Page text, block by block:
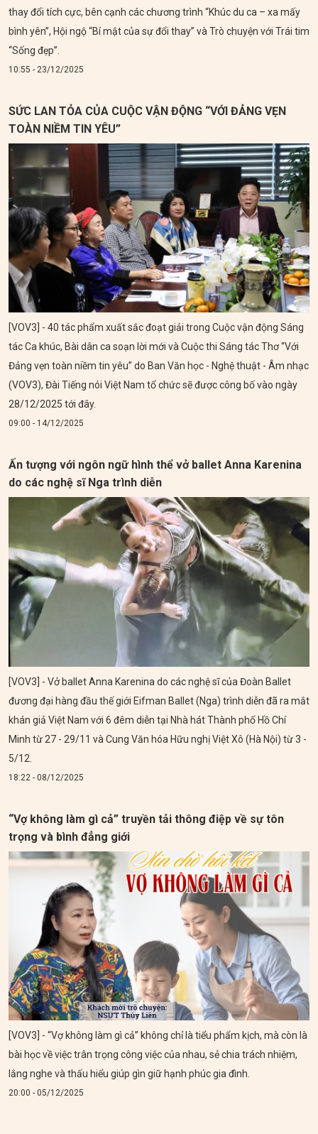
thay đổi tích cực, bên cạnh các chương trình “Khúc du ca – xa mấy
bình yên”, Hội ngộ “Bí mật của sự đổi thay” và Trò chuyện với Trái tim
“Sống đẹp”.
10:55 - 23/12/2025
SỨC LAN TỎA CỦA CUỘC VẬN ĐỘNG “VỚI ĐẢNG VẸN
TOÀN NIỀM TIN YÊU”
[VOV3] - 40 tác phẩm xuất sắc đoạt giải trong Cuộc vận động Sáng
tác Ca khúc, Bài dân ca soạn lời mới và Cuộc thi Sáng tác Thơ “Với
Đảng vẹn toàn niềm tin yêu” do Ban Văn học - Nghệ thuật - Âm nhạc
(VOV3), Đài Tiếng nói Việt Nam tổ chức sẽ được công bố vào ngày
28/12/2025 tới đây.
09:00 - 14/12/2025
Ấn tượng với ngôn ngữ hình thể vở ballet Anna Karenina
do các nghệ sĩ Nga trình diễn
[VOV3] - Vở ballet Anna Karenina do các nghệ sĩ của Đoàn Ballet
đương đại hàng đầu thế giới Eifman Ballet (Nga) trình diễn đã ra mắt
khán giả Việt Nam với 6 đêm diễn tại Nhà hát Thành phố Hồ Chí
Minh từ 27 - 29/11 và Cung Văn hóa Hữu nghị Việt Xô (Hà Nội) từ 3 -
5/12.
18:22 - 08/12/2025
“Vợ không làm gì cả” truyền tải thông điệp về sự tôn
trọng và bình đẳng giới
[VOV3] - “Vợ không làm gì cả” không chỉ là tiểu phẩm kịch, mà còn là
bài học về việc trân trọng công việc của nhau, sẻ chia trách nhiệm,
lắng nghe và thấu hiểu giúp gìn giữ hạnh phúc gia đình.
20:00 - 05/12/2025